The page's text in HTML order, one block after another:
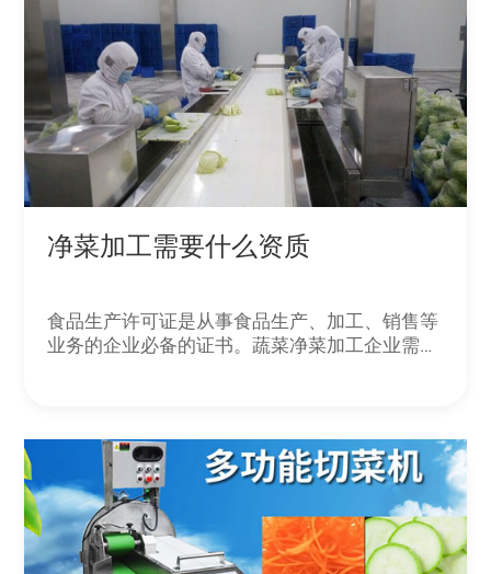
净菜加工需要什么资质
食品生产许可证是从事食品生产、加工、销售等
业务的企业必备的证书。蔬菜净菜加工企业需要
全。